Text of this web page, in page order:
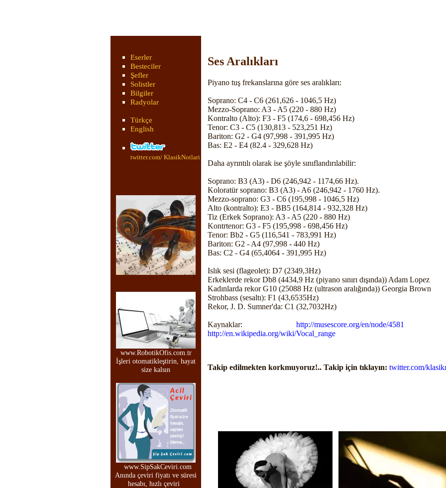
Eserler
Besteciler
Şefler
Solistler
Bilgiler
Radyolar
Türkçe
English
twitter.com/ KlasikNotlari
www.RobotikOfis.com.tr
İşleri otomatikleştirin, hayat
size kalsın
www.SipSakCeviri.com
Anında çeviri fiyatı ve süresi
hesabı, hızlı çeviri
Ses Aralıkları
Piyano tuş frekanslarına göre ses aralıkları:
Soprano: C4 - C6 (261,626 - 1046,5 Hz)
Mezzo-Soprano: A3 - A5 (220 - 880 Hz)
Kontralto (Alto): F3 - F5 (174,6 - 698,456 Hz)
Tenor: C3 - C5 (130,813 - 523,251 Hz)
Bariton: G2 - G4 (97,998 - 391,995 Hz)
Bas: E2 - E4 (82.4 - 329,628 Hz)
Daha ayrıntılı olarak ise şöyle sınıflandırılabilir:
Soprano: B3 (A3) - D6 (246,942 - 1174,66 Hz).
Koloratür soprano: B3 (A3) - A6 (246,942 - 1760 Hz).
Mezzo-soprano: G3 - C6 (195,998 - 1046,5 Hz)
Alto (kontralto): E3 - BB5 (164,814 - 932,328 Hz)
Tiz (Erkek Soprano): A3 - A5 (220 - 880 Hz)
Kontrtenor: G3 - F5 (195,998 - 698,456 Hz)
Tenor: Bb2 - G5 (116,541 - 783,991 Hz)
Bariton: G2 - A4 (97,998 - 440 Hz)
Bas: C2 - G4 (65,4064 - 391,995 Hz)
Islık sesi (flageolet): D7 (2349,3Hz)
Erkeklerde rekor Db8 (4434,9 Hz (piyano sınırı dışında)) Adam Lopez
Kadınlarda rekor G10 (25088 Hz (ultrason aralığında)) Georgia Brown
Strohbass (sesaltı): F1 (43,6535Hz)
Rekor, J. D. Sumner'da: C1 (32,7032Hz)
Kaynaklar: http://musescore.org/en/node/4581
http://en.wikipedia.org/wiki/Vocal_range
Takip edilmekten korkmuyoruz!.. Takip için tıklayın: twitter.com/